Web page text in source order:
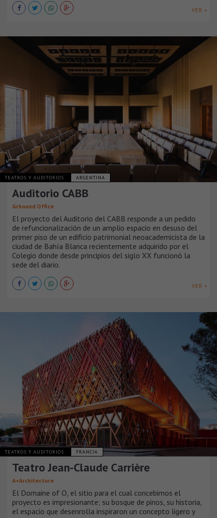
VER +
TEATROS Y AUDITORIOS ARGENTINA
Auditorio CABB
Grhound Office
El proyecto del Auditorio del CABB responde a un pedido
de refuncionalización de un amplio espacio en desuso del
primer piso de un edificio patrimonial neoacademicista de la
ciudad de Bahía Blanca recientemente adquirido por el
Colegio donde desde principios del siglo XX funcionó la
sede del diario.
VER +
TEATROS Y AUDITORIOS FRANCIA
Teatro Jean-Claude Carrière
A+Architecture
El Domaine of O, el sitio para el cual concebimos el
proyecto es impresionante; su bosque de pinos, su historia,
el espacio que desenrolla inspiraron un concepto ligero y